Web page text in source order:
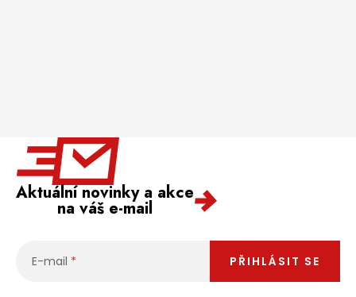
Aktuální novinky a akce
na váš e-mail
E-mail PŘIHLÁSIT SE